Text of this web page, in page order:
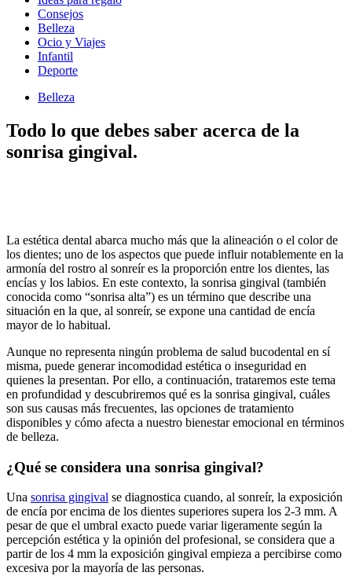
Consejos
Belleza
Ocio y Viajes
Infantil
Deporte
Belleza
Todo lo que debes saber acerca de la
sonrisa gingival.
La estética dental abarca mucho más que la alineación o el color de
los dientes; uno de los aspectos que puede influir notablemente en la
armonía del rostro al sonreír es la proporción entre los dientes, las
encías y los labios. En este contexto, la sonrisa gingival (también
conocida como “sonrisa alta”) es un término que describe una
situación en la que, al sonreír, se expone una cantidad de encía
mayor de lo habitual.
Aunque no representa ningún problema de salud bucodental en sí
misma, puede generar incomodidad estética o inseguridad en
quienes la presentan. Por ello, a continuación, trataremos este tema
en profundidad y descubriremos qué es la sonrisa gingival, cuáles
son sus causas más frecuentes, las opciones de tratamiento
disponibles y cómo afecta a nuestro bienestar emocional en términos
de belleza.
¿Qué se considera una sonrisa gingival?
Una sonrisa gingival se diagnostica cuando, al sonreír, la exposición
de encía por encima de los dientes superiores supera los 2-3 mm. A
pesar de que el umbral exacto puede variar ligeramente según la
percepción estética y la opinión del profesional, se considera que a
partir de los 4 mm la exposición gingival empieza a percibirse como
excesiva por la mayoría de las personas.